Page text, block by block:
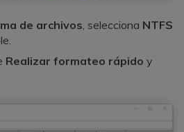
de archivos , selecciona NTFS
Realizar formateo rápido y